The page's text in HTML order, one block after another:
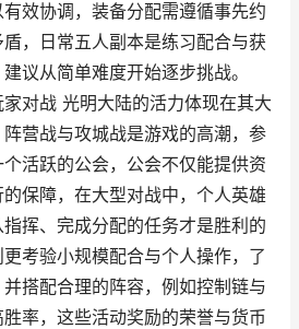
效协调，装备分配需遵循事先约
，日常五人副本是练习配合与获
议从简单难度开始逐步挑战。
对战 光明大陆的活力体现在其大
营战与攻城战是游戏的高潮，参
活跃的公会，公会不仅能提供资
保障，在大型对战中，个人英雄
挥、完成分配的任务才是胜利的
考验小规模配合与个人操作，了
搭配合理的阵容，例如控制链与
率，这些活动奖励的荣誉与货币